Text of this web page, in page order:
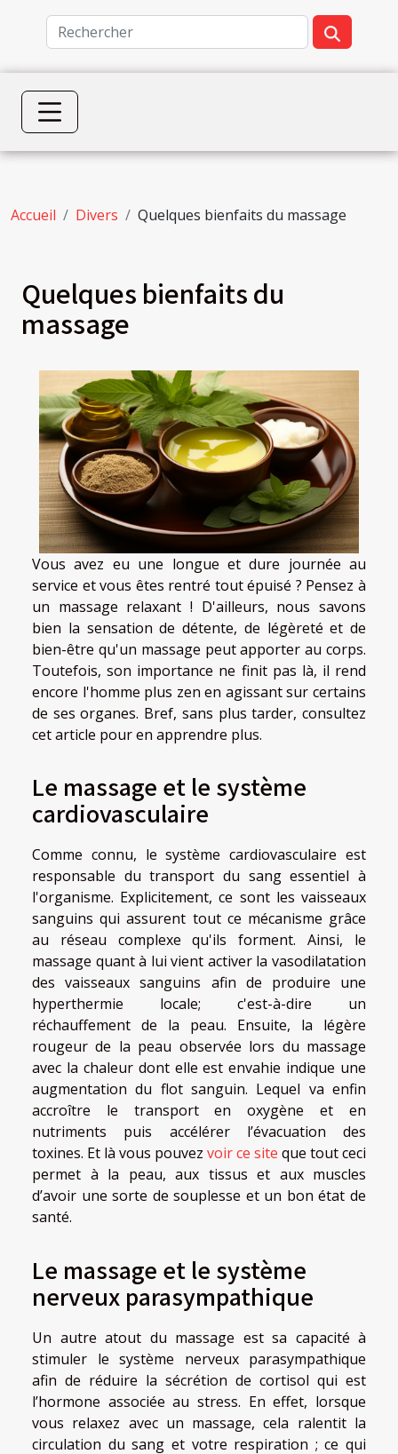
Accueil Divers Quelques bienfaits du massage
Quelques bienfaits du
massage
Vous avez eu une longue et dure journée au
service et vous êtes rentré tout épuisé ? Pensez à
un massage relaxant ! D'ailleurs, nous savons
bien la sensation de détente, de légèreté et de
bien-être qu'un massage peut apporter au corps.
Toutefois, son importance ne finit pas là, il rend
encore l'homme plus zen en agissant sur certains
de ses organes. Bref, sans plus tarder, consultez
cet article pour en apprendre plus.
Le massage et le système
cardiovasculaire
Comme connu, le système cardiovasculaire est
responsable du transport du sang essentiel à
l'organisme. Explicitement, ce sont les vaisseaux
sanguins qui assurent tout ce mécanisme grâce
au réseau complexe qu'ils forment. Ainsi, le
massage quant à lui vient activer la vasodilatation
des vaisseaux sanguins afin de produire une
hyperthermie locale; c'est-à-dire un
réchauffement de la peau. Ensuite, la légère
rougeur de la peau observée lors du massage
avec la chaleur dont elle est envahie indique une
augmentation du flot sanguin. Lequel va enfin
accroître le transport en oxygène et en
nutriments puis accélérer l’évacuation des
toxines. Et là vous pouvez voir ce site que tout ceci
permet à la peau, aux tissus et aux muscles
d’avoir une sorte de souplesse et un bon état de
santé.
Le massage et le système
nerveux parasympathique
Un autre atout du massage est sa capacité à
stimuler le système nerveux parasympathique
afin de réduire la sécrétion de cortisol qui est
l’hormone associée au stress. En effet, lorsque
vous relaxez avec un massage, cela ralentit la
circulation du sang et votre respiration ; ce qui